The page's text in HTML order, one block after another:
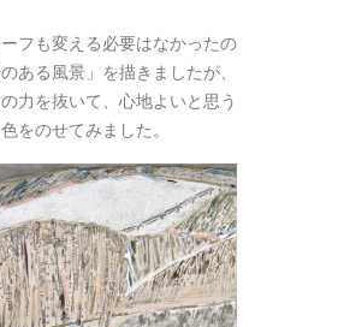
フも変える必要はなかったの
ある風景」を描きましたが、
力を抜いて、心地よいと思う
をのせてみました。